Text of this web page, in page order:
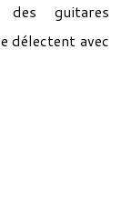
guitares
délectent avec